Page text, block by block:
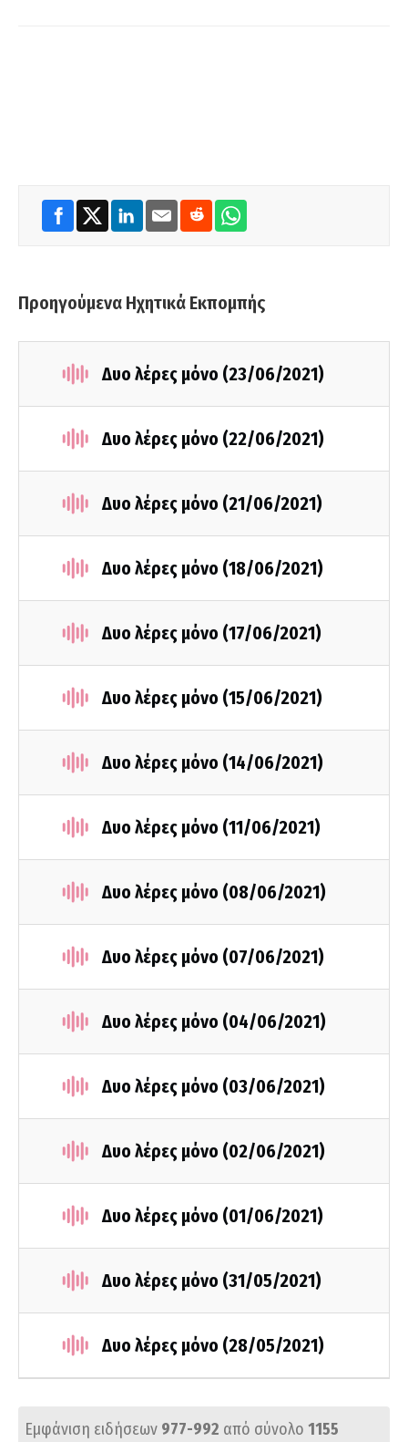
Προηγούμενα Ηχητικά Εκπομπής
Δυο λέρες μόνο (23/06/2021)
Δυο λέρες μόνο (22/06/2021)
Δυο λέρες μόνο (21/06/2021)
Δυο λέρες μόνο (18/06/2021)
Δυο λέρες μόνο (17/06/2021)
Δυο λέρες μόνο (15/06/2021)
Δυο λέρες μόνο (14/06/2021)
Δυο λέρες μόνο (11/06/2021)
Δυο λέρες μόνο (08/06/2021)
Δυο λέρες μόνο (07/06/2021)
Δυο λέρες μόνο (04/06/2021)
Δυο λέρες μόνο (03/06/2021)
Δυο λέρες μόνο (02/06/2021)
Δυο λέρες μόνο (01/06/2021)
Δυο λέρες μόνο (31/05/2021)
Δυο λέρες μόνο (28/05/2021)
Εμφάνιση ειδήσεων 977-992 από σύνολο 1155